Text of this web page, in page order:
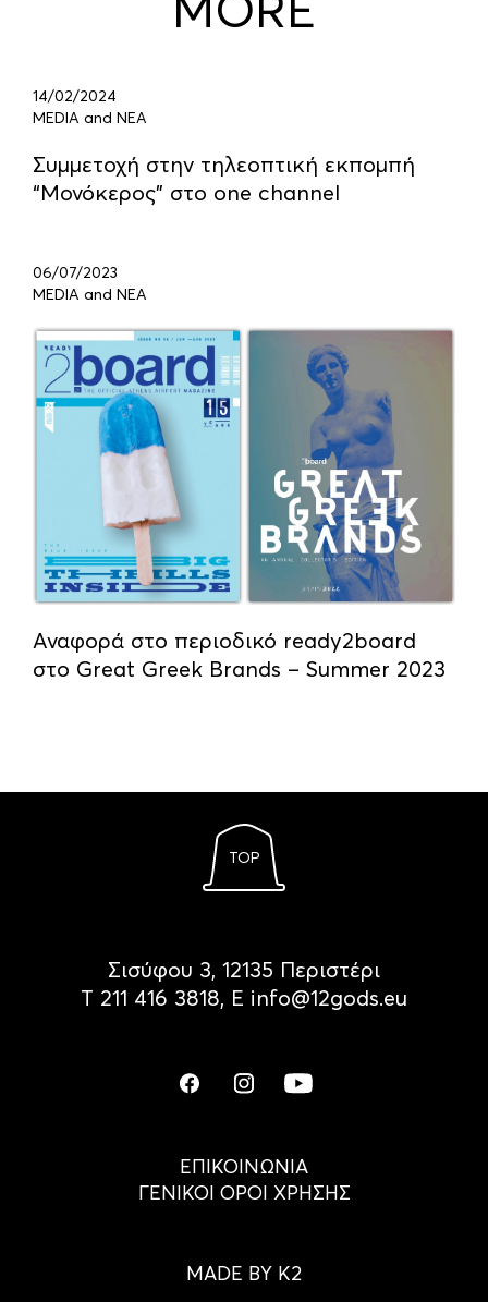
14/02/2024
MEDIA and ΝΕΑ
Συμμετοχή στην τηλεοπτική εκπομπή
“Μονόκερος” στο one channel
06/07/2023
MEDIA and ΝΕΑ
Αναφορά στο περιοδικό ready2board
στο Great Greek Brands – Summer 2023
TOP
Σισύφου 3, 12135 Περιστέρι
Τ 211 416 3818, Ε info@12gods.eu
ΕΠΙΚΟΙΝΩΝΙΑ
ΓΕΝΙΚΟΙ ΟΡΟΙ ΧΡΗΣΗΣ
MADE BY K2